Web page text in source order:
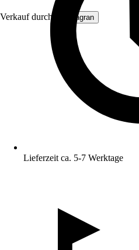
Verkauf durch: Primagran
Lieferzeit ca. 5-7 Werktage